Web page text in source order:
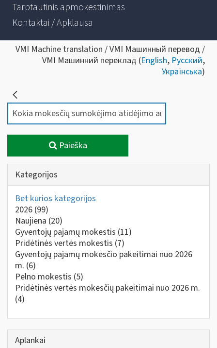
Tarptautinis apmokestinimas
Kontaktai / Apklausa
VMI Machine translation / VMI Машинный перевод /
VMI Машинний переклад (English, Русский,
Українська)
Paieška
Kategorijos
Bet kurios kategorijos
2026 (99)
Naujiena (20)
Gyventojų pajamų mokestis (11)
Pridėtinės vertės mokestis (7)
Gyventojų pajamų mokesčio pakeitimai nuo 2026
m. (6)
Pelno mokestis (5)
Pridėtinės vertės mokesčių pakeitimai nuo 2026 m.
(4)
Aplankai